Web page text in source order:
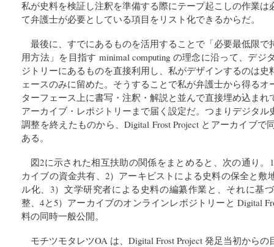
私が史料を検証し注釈を準備する際にテープ起こしの作業は
て弁護士が必要としている項目をリスト化できるからだ。
最後に、すでにあるものを活用することで「必要最低限で
用方法」を目指す minimal computing の理念に沿って、デジ
ジトリーにあるものを直接利用し、私がデザインするのは
ェースのみに留めた。そうすることで私が弁護士から得る
ターフェース上に書写・注釈・解説と並んで直接埋め込ま
アーカイブ・レポジトリーまで届く設定だ。つまりデジタ
調整を終えたものから、Digital Frost Project とアーカイブで
ある。
図2に示された相互扶助の関係をまとめると、次の通り。
カイブの資金共有、2）アーキビストによる史料の保全と敷
ル化、3）文学研究者による史料の編纂作業と、それに基
整、4と5）アーカイブのオンラインレポジトリーと Digital
料の同時一般公開。
モチツモタレツOA は、Digital Frost Project 発足当初から